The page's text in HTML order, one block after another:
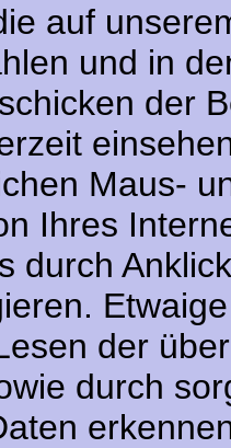
auf
und in
der
Maus-
Ihres
durch
der
durch